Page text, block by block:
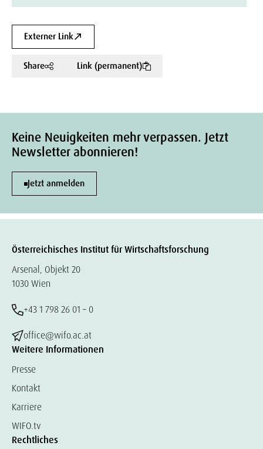
Externer Link
Share Link (permanent)
Keine Neuigkeiten mehr verpassen. Jetzt
Newsletter abonnieren!
Jetzt anmelden
Österreichisches Institut für Wirtschaftsforschung
Arsenal, Objekt 20
1030 Wien
+43 1 798 26 01 – 0
office@wifo.ac.at
Weitere Informationen
Presse
Kontakt
Karriere
WIFO.tv
Rechtliches